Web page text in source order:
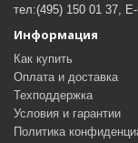
тел:(495) 150 01 37,
Информация
Как купить
Оплата и доставка
Техподдержка
Условия и гарантии
Политика